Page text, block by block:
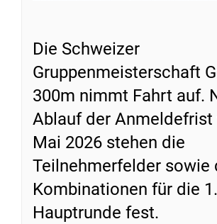
Die Schweizer
Gruppenmeisterschaft
300m nimmt Fahrt auf.
Ablauf der Anmeldefrist
Mai 2026 stehen die
Teilnehmerfelder sowie
Kombinationen für die 1.
Hauptrunde fest.